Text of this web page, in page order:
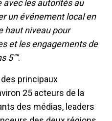
avec les autorités au
un événement local en
haut niveau pour
et les engagements de
5"".
principaux
25 acteurs de la
des médias, leaders